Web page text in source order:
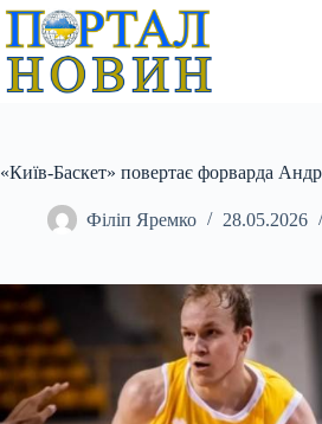
Перейти
вмісту
«Київ-Баскет» повертає форварда
Філіп Яремко 28.05.2026